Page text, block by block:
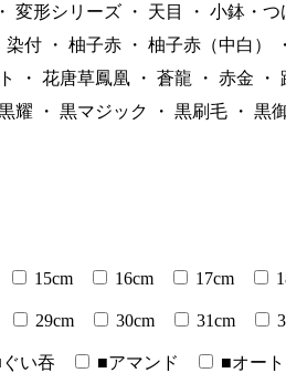
・ 変形シリーズ ・ 天目 ・ 小鉢・つ
染付 ・ 柚子赤 ・ 柚子赤（中白） ・
・ 花唐草鳳凰 ・ 蒼龍 ・ 赤金 ・
耀 ・ 黒マジック ・ 黒刷毛 ・ 黒
15cm 16cm 17cm
29cm 30cm 31cm
い吞 ■アマンド ■オー